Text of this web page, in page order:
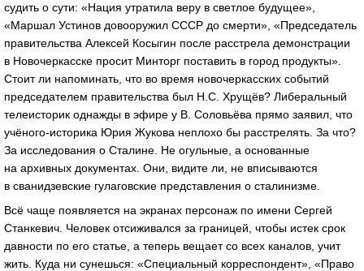
судить о сути: «Нация утратила веру в светлое будущее»,
«Маршал Устинов довооружил СССР до смерти», «Председатель
правительства Алексей Косыгин после расстрела демонстрации
в Новочеркасске просит Минторг поставить в город продукты».
Стоит ли напоминать, что во время новочеркасских событий
председателем правительства был Н.С. Хрущёв? Либеральный
телеисторик однажды в эфире у В. Соловьёва прямо заявил, что
учёного-историка Юрия Жукова неплохо бы расстрелять. За что?
За исследования о Сталине. Не огульные, а основанные
на архивных документах. Они, видите ли, не вписываются
в сванидзевские гулаговские представления о сталинизме.
Всё чаще появляется на экранах персонаж по имени Сергей
Станкевич. Человек отсиживался за границей, чтобы истек срок
давности по его статье, а теперь вещает со всех каналов, учит
жить. Куда ни сунешься: «Специальный корреспондент», «Право